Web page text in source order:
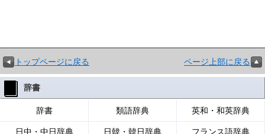
トップページに戻る ページ上部に戻る
辞書
辞書 類語辞典 英和・和英辞典
日中・中日辞典 日韓・韓日辞典 フランス語辞典